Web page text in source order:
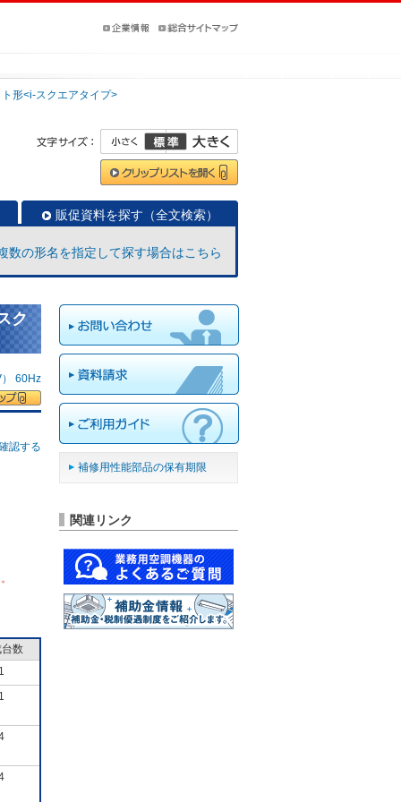
形<i-スクエアタイプ>
販促資料を探す（全文検索）
数の形名を指定して探す場合はこちら
ク
60Hz
認する
数
補修用性能部品の保有期限
関連リンク